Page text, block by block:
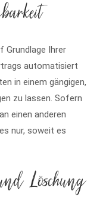
Grundlage Ihrer
automatisiert
in einem gängigen,
zu lassen. Sofern
einen anderen
nur, soweit es
Löschung